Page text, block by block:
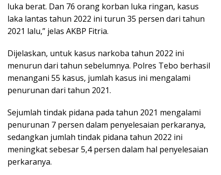
luka berat. Dan 76 orang korban luka ringan, kasus
laka lantas tahun 2022 ini turun 35 persen dari tahun
2021 lalu,” jelas AKBP Fitria.
Dijelaskan, untuk kasus narkoba tahun 2022 ini
menurun dari tahun sebelumnya. Polres Tebo berhasil
menangani 55 kasus, jumlah kasus ini mengalami
penurunan dari tahun 2021.
Sejumlah tindak pidana pada tahun 2021 mengalami
penurunan 7 persen dalam penyelesaian perkaranya,
sedangkan jumlah tindak pidana tahun 2022 ini
meningkat sebesar 5,4 persen dalam hal penyelesaian
perkaranya.